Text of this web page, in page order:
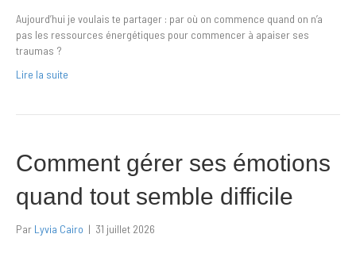
Aujourd’hui je voulais te partager : par où on commence quand on n’a
pas les ressources énergétiques pour commencer à apaiser ses
traumas ?
Lire la suite
Comment gérer ses émotions
quand tout semble difficile
Par Lyvia Cairo | 31 juillet 2026